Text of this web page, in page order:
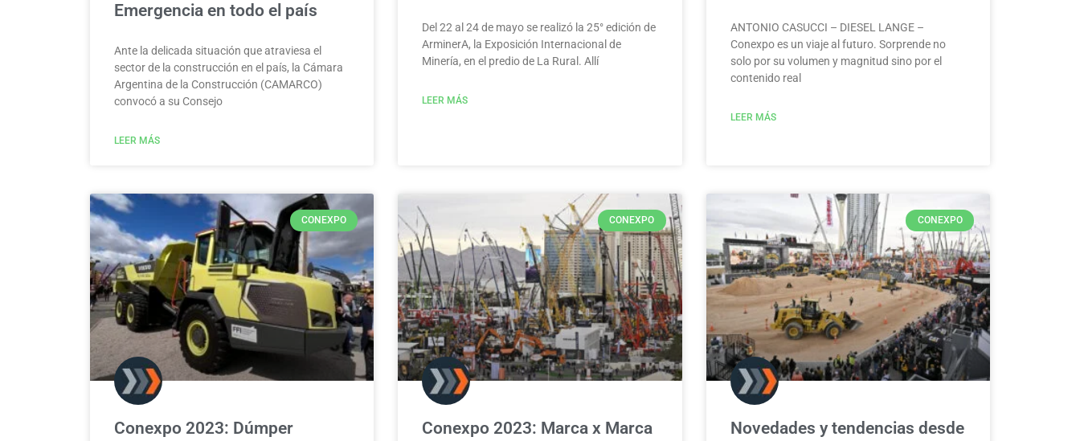
Emergencia en todo el país
Ante la delicada situación que atraviesa el
sector de la construcción en el país, la Cámara
Argentina de la Construcción (CAMARCO)
convocó a su Consejo
LEER MÁS
Del 22 al 24 de mayo se realizó la 25° edición de
ArminerA, la Exposición Internacional de
Minería, en el predio de La Rural. Allí
LEER MÁS
ANTONIO CASUCCI – DIESEL LANGE –
Conexpo es un viaje al futuro. Sorprende no
solo por su volumen y magnitud sino por el
contenido real
LEER MÁS
CONEXPO
Conexpo 2023: Dúmper
CONEXPO
Conexpo 2023: Marca x Marca
CONEXPO
Novedades y tendencias desde